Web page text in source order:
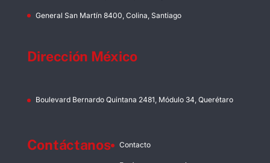
General San Martín 8400, Colina, Santiago
Dirección México
Boulevard Bernardo Quintana 2481, Módulo 34, Querétaro
Contáctanos Contacto